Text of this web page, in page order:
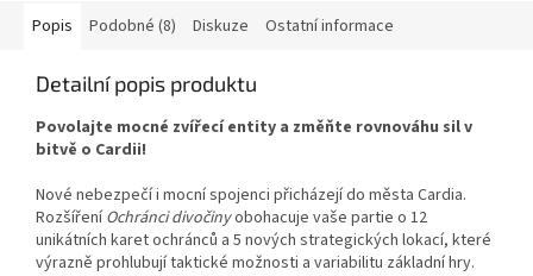
Popis Podobné (8) Diskuze Ostatní informace
Detailní popis produktu
Povolajte mocné zvířecí entity a změňte rovnováhu sil v
bitvě o Cardii!
Nové nebezpečí i mocní spojenci přicházejí do města Cardia.
RozšířeníOchránci divočinyobohacuje vaše partie o 12
unikátních karet ochránců a 5 nových strategických lokací, které
výrazně prohlubují taktické možnosti a variabilitu základní hry.